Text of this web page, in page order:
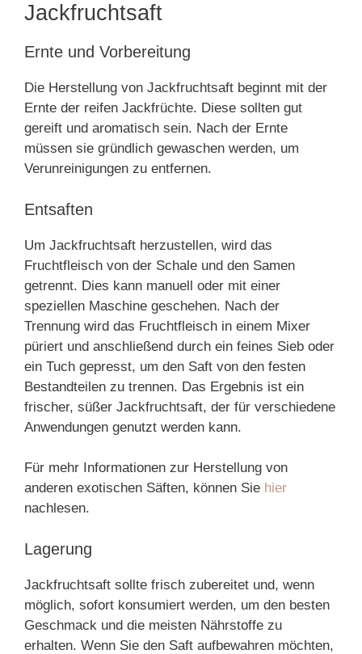
Jackfruchtsaft
Ernte und Vorbereitung
Die Herstellung von Jackfruchtsaft beginnt mit der
Ernte der reifen Jackfrüchte. Diese sollten gut
gereift und aromatisch sein. Nach der Ernte
müssen sie gründlich gewaschen werden, um
Verunreinigungen zu entfernen.
Entsaften
Um Jackfruchtsaft herzustellen, wird das
Fruchtfleisch von der Schale und den Samen
getrennt. Dies kann manuell oder mit einer
speziellen Maschine geschehen. Nach der
Trennung wird das Fruchtfleisch in einem Mixer
püriert und anschließend durch ein feines Sieb oder
ein Tuch gepresst, um den Saft von den festen
Bestandteilen zu trennen. Das Ergebnis ist ein
frischer, süßer Jackfruchtsaft, der für verschiedene
Anwendungen genutzt werden kann.
Für mehr Informationen zur Herstellung von
anderen exotischen Säften, können Sie hier
nachlesen.
Lagerung
Jackfruchtsaft sollte frisch zubereitet und, wenn
möglich, sofort konsumiert werden, um den besten
Geschmack und die meisten Nährstoffe zu
erhalten. Wenn Sie den Saft aufbewahren möchten,